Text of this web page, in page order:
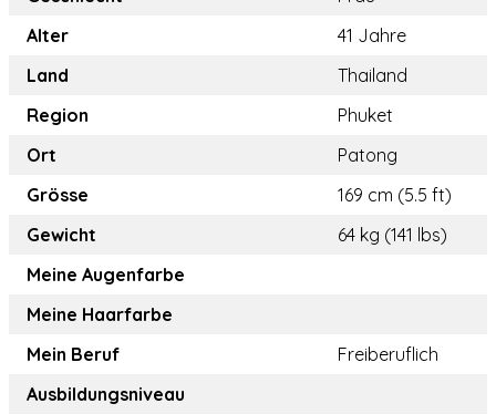
Alter
41 Jahre
Land
Thailand
Region
Phuket
Ort
Patong
Grösse
169 cm (5.5 ft)
Gewicht
64 kg (141 lbs)
Meine Augenfarbe
Meine Haarfarbe
Mein Beruf
Freiberuflich
Ausbildungsniveau